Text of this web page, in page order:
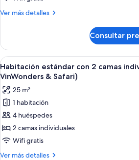
Bed
&
Safari)
Ver más detalles
Más
estándar
(King
Bed
-
&
Safari)
Consultar
Abrir
todas
las
fotos
de
Habitación
estándar
con
2
4
Habitación estándar con 2 camas
VinWonders & Safari)
25 m²
1 habitación
4 huéspedes
2 camas individuales
Wifi gratis
Ver más detalles
Más